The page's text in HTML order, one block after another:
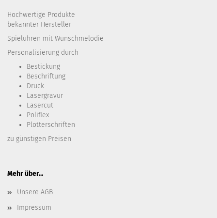
Hochwertige Produkte
bekannter Hersteller
Spieluhren mit Wunschmelodie
Personalisierung durch
Bestickung​
Beschriftung
Druck
Lasergravur
Lasercut
Poliflex
Plotterschriften
zu günstigen Preisen
Mehr über...
Unsere AGB
Impressum